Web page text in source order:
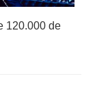
120.000 de